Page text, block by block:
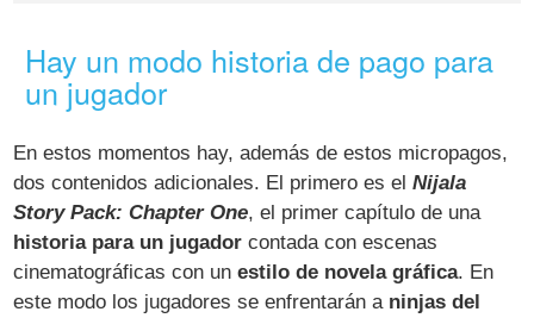
Hay un modo historia de pago para
un jugador
En estos momentos hay, además de estos micropagos,
dos contenidos adicionales. El primero es elNijala
Story Pack: Chapter One, el primer capítulo de una
historia para un jugador contada con escenas
cinematográficas con unestilo de novela gráfica. En
este modo los jugadores se enfrentarán a ninjas del